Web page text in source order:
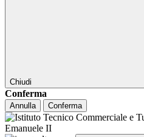
Chiudi
Conferma
Annulla Conferma